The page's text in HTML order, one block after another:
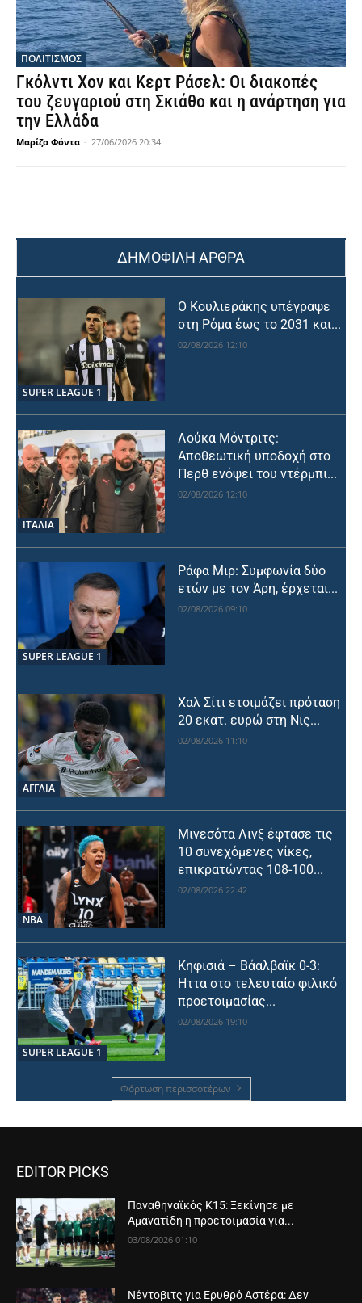
ΠΟΛΙΤΙΣΜΟΣ
Γκόλντι Χον και Κερτ Ράσελ: Οι διακοπές
του ζευγαριού στη Σκιάθο και η ανάρτηση για
την Ελλάδα
Μαρίζα Φόντα - 27/06/2026 20:34
ΔΗΜΟΦΙΛΗ ΑΡΘΡΑ
SUPER LEAGUE 1
Ο Κουλιεράκης υπέγραψε
στη Ρόμα έως το 2031 και...
02/08/2026 12:10
ΙΤΑΛΙΑ
Λούκα Μόντριτς:
Αποθεωτική υποδοχή στο
Περθ ενόψει του ντέρμπι...
02/08/2026 12:10
SUPER LEAGUE 1
Ράφα Μιρ: Συμφωνία δύο
ετών με τον Άρη, έρχεται...
02/08/2026 09:10
ΑΓΓΛΙΑ
Χαλ Σίτι ετοιμάζει πρόταση
20 εκατ. ευρώ στη Νις...
02/08/2026 11:10
NBA
Μινεσότα Λινξ έφτασε τις
10 συνεχόμενες νίκες,
επικρατώντας 108-100...
02/08/2026 22:42
SUPER LEAGUE 1
Κηφισιά – Βάαλβαϊκ 0-3:
Ηττα στο τελευταίο φιλικό
προετοιμασίας...
02/08/2026 19:10
Φόρτωση περισσοτέρων
EDITOR PICKS
Παναθηναϊκός Κ15: Ξεκίνησε με
Αμανατίδη η προετοιμασία για...
03/08/2026 01:10
Νέντοβιτς για Ερυθρό Αστέρα: Δεν